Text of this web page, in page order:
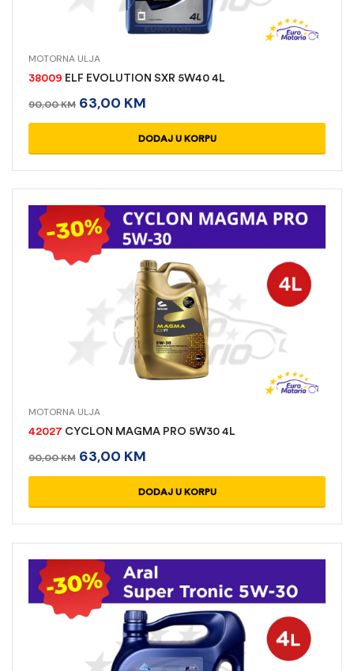
MOTORNA ULJA
38009 ELF EVOLUTION SXR 5W40 4L
90,00KM 63,00 KM
DODAJ U KORPU
MOTORNA ULJA
42027 CYCLON MAGMA PRO 5W30 4L
90,00KM 63,00 KM
DODAJ U KORPU